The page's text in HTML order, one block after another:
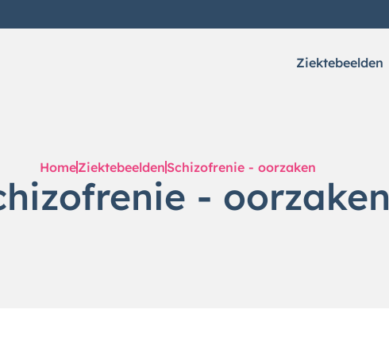
Ziektebeelden
HomeZiektebeelden Schizofrenie - oorzaken
- oorzaken